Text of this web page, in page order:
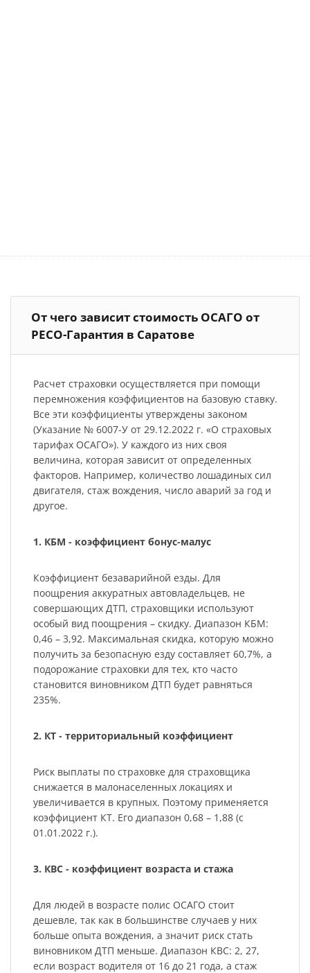
От чего зависит стоимость ОСАГО от
РЕСО-Гарантия в Саратове
Расчет страховки осуществляется при помощи
перемножения коэффициентов на базовую ставку.
Все эти коэффициенты утверждены законом
(Указание № 6007-У от 29.12.2022 г. «О страховых
тарифах ОСАГО»). У каждого из них своя
величина, которая зависит от определенных
факторов. Например, количество лошадиных сил
двигателя, стаж вождения, число аварий за год и
другое.
1. КБМ - коэффициент бонус-малус
Коэффициент безаварийной езды. Для
поощрения аккуратных автовладельцев, не
совершающих ДТП, страховщики используют
особый вид поощрения – скидку. Диапазон КБМ:
0,46 – 3,92. Максимальная скидка, которую можно
получить за безопасную езду составляет 60,7%, а
подорожание страховки для тех, кто часто
становится виновником ДТП будет равняться
235%.
2. КТ - территориальный коэффициент
Риск выплаты по страховке для страховщика
снижается в малонаселенных локациях и
увеличивается в крупных. Поэтому применяется
коэффициент КТ. Его диапазон 0,68 – 1,88 (с
01.01.2022 г.).
3. КВС - коэффициент возраста и стажа
Для людей в возрасте полис ОСАГО стоит
дешевле, так как в большинстве случаев у них
больше опыта вождения, а значит риск стать
виновником ДТП меньше. Диапазон КВС: 2, 27,
если возраст водителя от 16 до 21 года, а стаж